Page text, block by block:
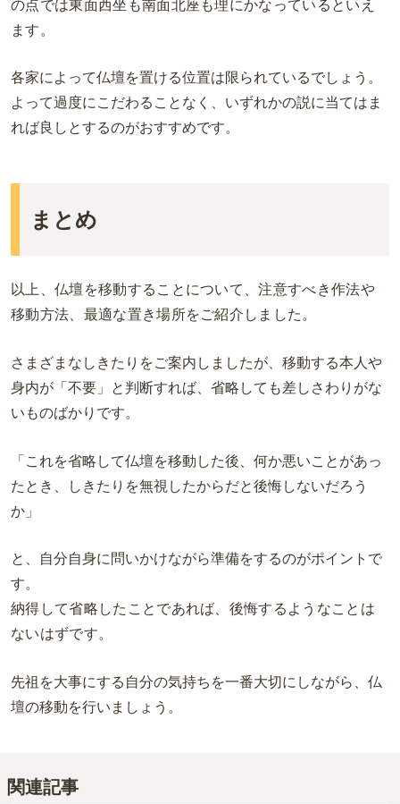
の点では東面西坐も南面北座も理にかなっているといえ
ます。
各家によって仏壇を置ける位置は限られているでしょう 。
よって過度にこだわることなく、いずれかの説に当てはま
れば良しとするのがおすすめです。
まとめ
以上、仏壇を移動することについて、注意すべき作法や
移動方法、最適な置き場所をご紹介しました。
さまざまなしきたりをご案内しましたが、移動する本人や
身内が「不要」と判断すれば、省略しても差しさわりがな
いものばかりです。
「これを省略して仏壇を移動した後、何か悪いことがあっ
たとき、しきたりを無視したからだと後悔しないだろう
か」
と、自分自身に問いかけながら準備をするのがポイントで
す。
納得して省略したことであれば、後悔するようなことは
ないはずです。
先祖を大事にする自分の気持ちを一番大切にしながら、仏
壇の移動を行いましょう。
関連記事